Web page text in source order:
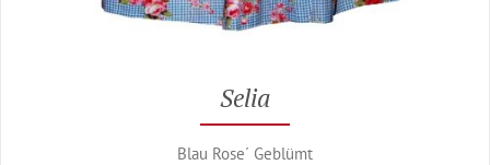
Selia
Blau Rose´ Geblümt